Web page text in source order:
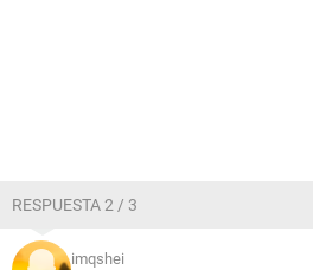
RESPUESTA 2 / 3
imqshei